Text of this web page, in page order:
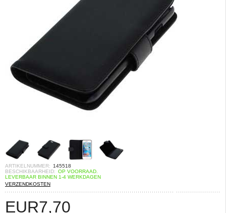
ARTIKELNUMMER:
145518
BESCHIKBAARHEID: OP VOORRAAD.
LEVERBAAR BINNEN 1-4 WERKDAGEN
VERZENDKOSTEN
EUR7,70